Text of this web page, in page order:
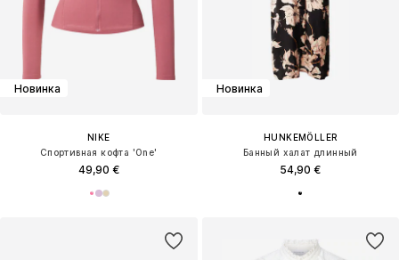
Новинка
NIKE
Спортивная кофта 'One'
49,90 €
Новинка
HUNKEMÖLLER
Банный халат длинный
54,90 €